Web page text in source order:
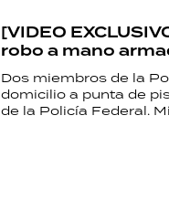
[VIDEO
robo a mano
Dos miembros de la
domicilio a punta de
de la Policía Federal.